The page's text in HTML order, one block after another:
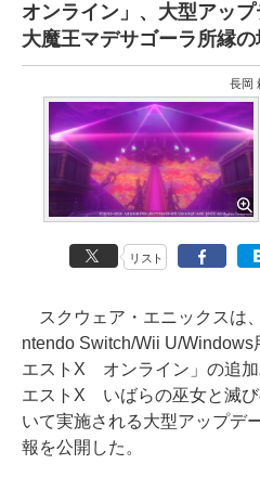
オンライン」、大型アッ
大魔王マデサゴーラ所縁の
長岡
リスト
スクウェア・エニックスは
ntendo Switch/Wii U/Windows
エストX オンライン」の追加
エストX いばらの巫女と滅
いて実施される大型アップデ
報を公開した。